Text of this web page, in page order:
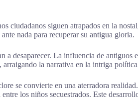
ciudadanos siguen atrapados en la
nada para recuperar su antigua gloria.
desaparecer. La influencia de
arraigando la narrativa en la intriga
se convierte en una aterradora
los niños secuestrados. Este